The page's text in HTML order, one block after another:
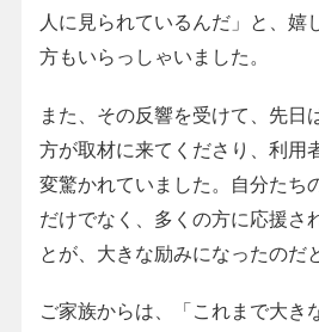
人に見られているんだ」と、嬉
方もいらっしゃいました。
また、その反響を受けて、先日
方が取材に来てくださり、利用
変驚かれていました。自分たち
だけでなく、多くの方に応援さ
とが、大きな励みになったのだ
ご家族からは、「これまで大き